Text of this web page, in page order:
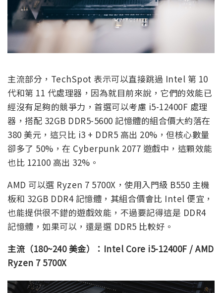
主流部分，TechSpot 表示可以直接跳過 Intel 第 10
代和第 11 代處理器，因為就目前來說，它們的效能已
經沒有足夠的競爭力，首選可以考慮 i5-12400F 處理
器，搭配 32GB DDR5-5600 記憶體的組合價大約落在
380 美元，這只比 i3 + DDR5 高出 20%，但核心數量
卻多了 50%，在 Cyberpunk 2077 遊戲中，這顆效能
也比 12100 高出 32%。
AMD 可以選 Ryzen 7 5700X，使用入門級 B550 主機
板和 32GB DDR4 記憶體，其組合價會比 Intel 便宜，
也能提供很不錯的遊戲效能，不過要記得這是 DDR4
記憶體，如果可以，還是選 DDR5 比較好。
主流（180~240 美金）：Intel Core i5-12400F / AMD
Ryzen 7 5700X